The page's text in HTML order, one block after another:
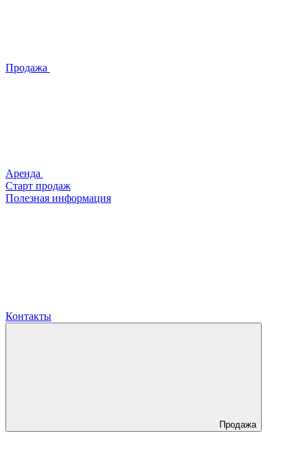
Продажа
Аренда
Старт продаж
Полезная информация
Контакты
Продажа